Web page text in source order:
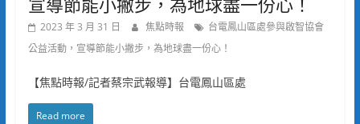
2023 年 3 月 31 日 焦點時報
台電鳳山區處參與啟智協會
公益活動，宣導節能小撇步，為地球盡一份心！
【焦點時報/記者蔡宗武報導】台電鳳山區處
Read more